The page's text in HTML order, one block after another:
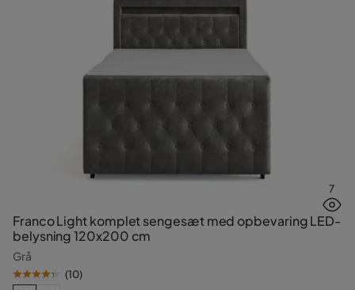
7
Franco Light komplet sengesæt med opbevaring LED-
belysning 120x200 cm
Grå
(10)